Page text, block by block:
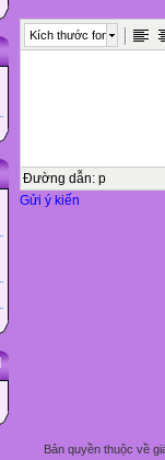
Kích thước font
Đường dẫn: p
Gửi ý kiến
Bản quyền thuộc về